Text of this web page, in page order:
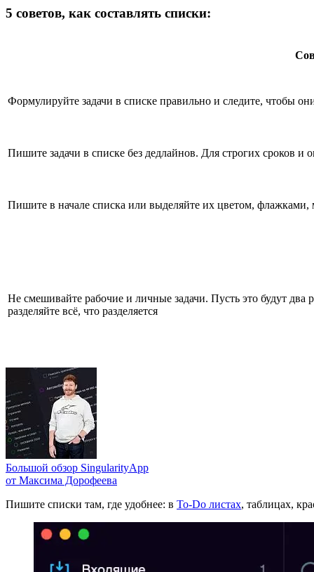
5 советов, как составлять списки:
Формулируйте задачи в списке правильно и следите, чтобы
Пишите задачи в списке без дедлайнов. Для строгих сроков и
Пишите в начале списка или выделяйте их цветом, флажками,
Не смешивайте рабочие и личные задачи. Пусть это будут
разделяйте всё, что разделяется
Большой обзор SingularityApp
от Максима Дорофеева
Пишите списки там, где удобнее: в To-Do листах, таблицах,